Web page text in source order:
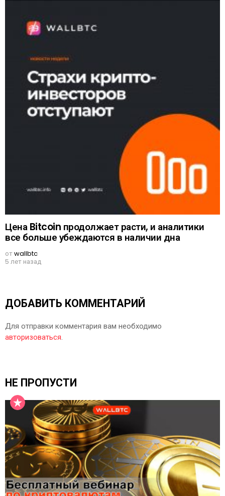
Цена Bitcoin продолжает расти, и аналитики
все больше убеждаются в наличии дна
отwallbtc
5 лет назад
ДОБАВИТЬ КОММЕНТАРИЙ
Для отправки комментария вам необходимо
авторизоваться.
НЕ ПРОПУСТИ